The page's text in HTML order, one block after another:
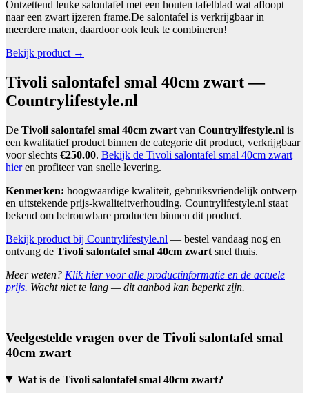
Ontzettend leuke salontafel met een houten tafelblad wat afloopt
naar een zwart ijzeren frame.De salontafel is verkrijgbaar in
meerdere maten, daardoor ook leuk te combineren!
Bekijk product →
Tivoli salontafel smal 40cm zwart —
Countrylifestyle.nl
De Tivoli salontafel smal 40cm zwart van Countrylifestyle.nl is
een kwalitatief product binnen de categorie dit product, verkrijgbaar
voor slechts €250.00. Bekijk de Tivoli salontafel smal 40cm zwart
hieren profiteer van snelle levering.
Kenmerken: hoogwaardige kwaliteit, gebruiksvriendelijk ontwerp
en uitstekende prijs-kwaliteitverhouding. Countrylifestyle.nl staat
bekend om betrouwbare producten binnen dit product.
Bekijk product bij Countrylifestyle.nl — bestel vandaag nog en
ontvang de Tivoli salontafel smal 40cm zwart snel thuis.
Meer weten? Klik hier voor alle productinformatie en de actuele
prijs. Wacht niet te lang — dit aanbod kan beperkt zijn.
Veelgestelde vragen over de Tivoli salontafel smal
40cm zwart
Wat is de Tivoli salontafel smal 40cm zwart?